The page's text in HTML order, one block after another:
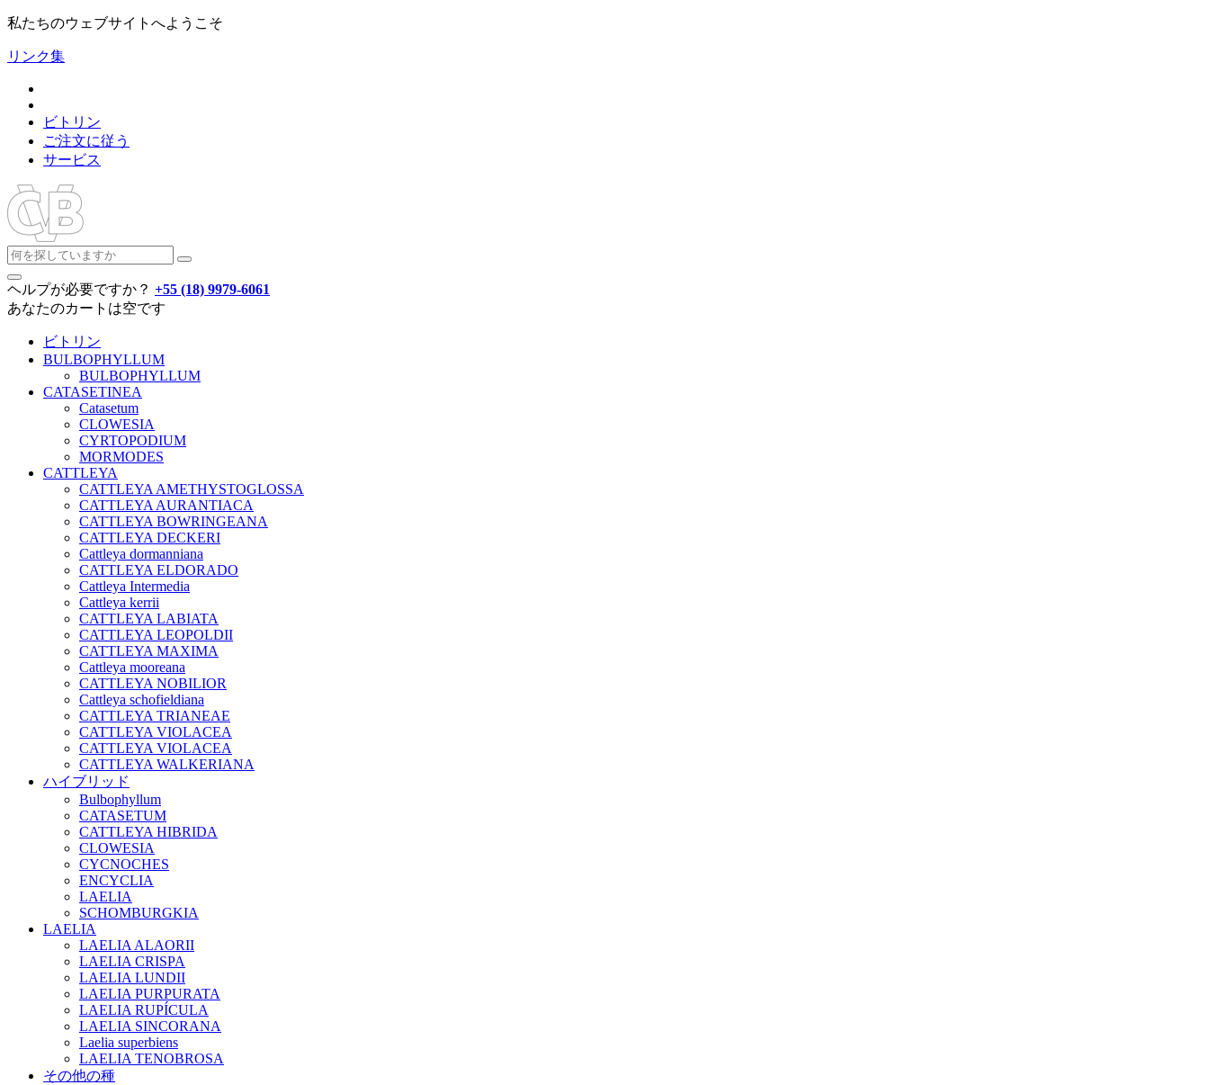
私たちのウェブサイトへようこそ
リンク集
ビトリン
ご注文に従う
サービス
ヘルプが必要ですか？ +55 (18) 9979-6061
あなたのカートは空です
ビトリン
BULBOPHYLLUM
BULBOPHYLLUM
CATASETINEA
Catasetum
CLOWESIA
CYRTOPODIUM
MORMODES
CATTLEYA
CATTLEYA AMETHYSTOGLOSSA
CATTLEYA AURANTIACA
CATTLEYA BOWRINGEANA
CATTLEYA DECKERI
Cattleya dormanniana
CATTLEYA ELDORADO
Cattleya Intermedia
Cattleya kerrii
CATTLEYA LABIATA
CATTLEYA LEOPOLDII
CATTLEYA MAXIMA
Cattleya mooreana
CATTLEYA NOBILIOR
Cattleya schofieldiana
CATTLEYA TRIANEAE
CATTLEYA VIOLACEA
CATTLEYA VIOLACEA
CATTLEYA WALKERIANA
ハイブリッド
Bulbophyllum
CATASETUM
CATTLEYA HIBRIDA
CLOWESIA
CYCNOCHES
ENCYCLIA
LAELIA
SCHOMBURGKIA
LAELIA
LAELIA ALAORII
LAELIA CRISPA
LAELIA LUNDII
LAELIA PURPURATA
LAELIA RUPÍCULA
LAELIA SINCORANA
Laelia superbiens
LAELIA TENOBROSA
その他の種